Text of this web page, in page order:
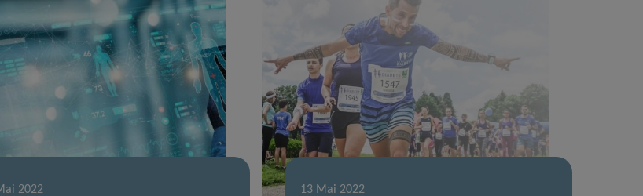
2022 13 Mai 2022